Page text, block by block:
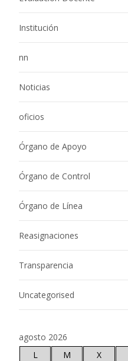
Institución
nn
Noticias
oficios
Órgano de Apoyo
Órgano de Control
Órgano de Línea
Reasignaciones
Transparencia
Uncategorised
agosto 2026
L
M X